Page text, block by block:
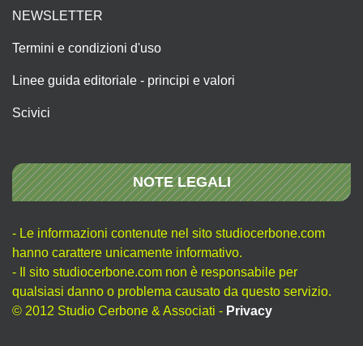
NEWSLETTER
Termini e condizioni d'uso
Linee guida editoriale - principi e valori
Scivici
NOTE LEGALI
- Le informazioni contenute nel sito studiocerbone.com
hanno carattere unicamente informativo.
- Il sito studiocerbone.com non è responsabile per
qualsiasi danno o problema causato da questo servizio.
© 2012 Studio Cerbone & Associati - Privacy